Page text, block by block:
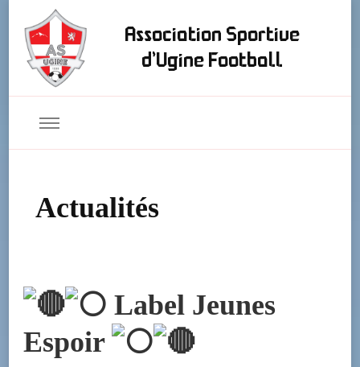
Association Sportive
d'Ugine Football
Actualités
Label Jeunes
Espoir